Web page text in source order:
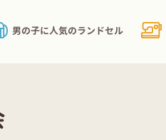
男の子に人気のランドセル